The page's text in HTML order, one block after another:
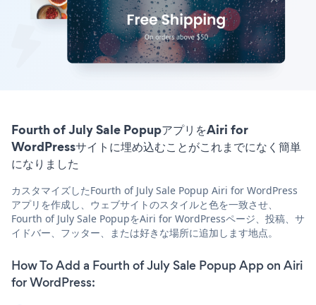
Fourth of July Sale PopupアプリをAiri for
WordPressサイトに埋め込むことがこれまでになく簡単
になりました
カスタマイズしたFourth of July Sale Popup Airi for WordPress
アプリを作成し、ウェブサイトのスタイルと色を一致させ、
Fourth of July Sale PopupをAiri for WordPressページ、投稿、サ
イドバー、フッター、または好きな場所に追加します地点。
How To Add a Fourth of July Sale Popup App on Airi
for WordPress: